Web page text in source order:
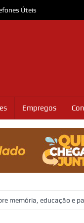
Úteis
Empregos
educação e patrimônio